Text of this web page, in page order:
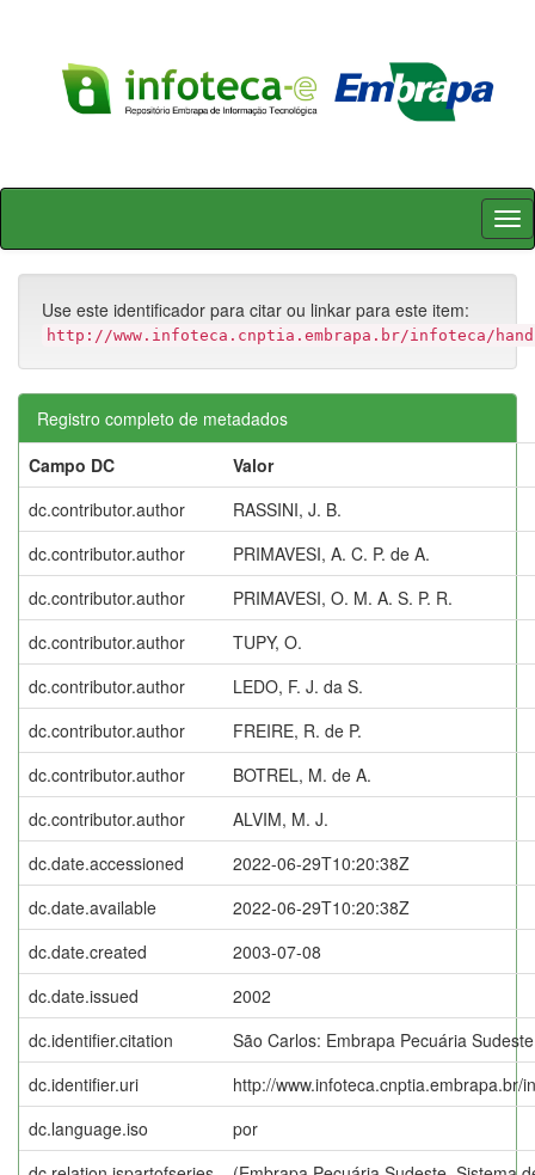
Skip
Use este identificador para citar ou linkar para este item:
http://www.infoteca.cnptia.embrapa.br/infoteca/
Registro completo de metadados
Campo DC
Valor
dc.contributor.author
RASSINI, J. B.
dc.contributor.author
PRIMAVESI, A. C. P. de A.
dc.contributor.author
PRIMAVESI, O. M. A. S. P. R.
dc.contributor.author
TUPY, O.
dc.contributor.author
LEDO, F. J. da S.
dc.contributor.author
FREIRE, R. de P.
dc.contributor.author
BOTREL, M. de A.
dc.contributor.author
ALVIM, M. J.
dc.date.accessioned
2022-06-29T10:20:38Z
dc.date.available
2022-06-29T10:20:38Z
dc.date.created
2003-07-08
dc.date.issued
2002
dc.identifier.citation
São Carlos: Embrapa Pecuária
dc.identifier.uri
http://www.infoteca.cnptia.embrapa.br/
dc.language.iso
por